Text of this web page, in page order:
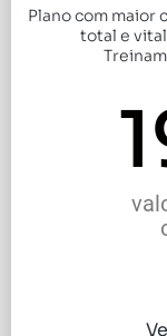
Plano com maior
total e